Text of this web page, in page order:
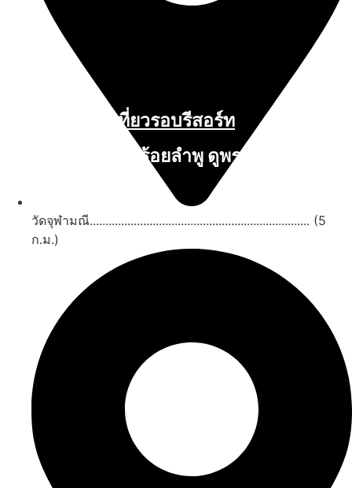
นับหิ่งห้อย ร้อยลำพู ดูพระจันทร์
วัดจุฬามณี...................................................................... (5
ก.ม.)
สถานที่ท่องเที่ยวรอบรีสอร์ท